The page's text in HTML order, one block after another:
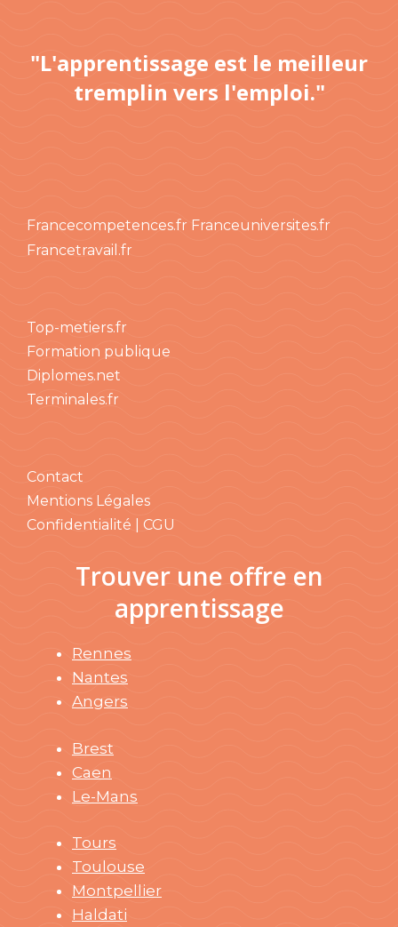
"L'apprentissage est le meilleur
tremplin vers l'emploi."
Francecompetences.fr Franceuniversites.fr
Francetravail.fr
Top-metiers.fr
Formation publique
Diplomes.net
Terminales.fr
Contact
Mentions Légales
Confidentialité | CGU
Trouver une offre en
apprentissage
Rennes
Nantes
Angers
Brest
Caen
Le-Mans
Tours
Toulouse
Montpellier
Haldati